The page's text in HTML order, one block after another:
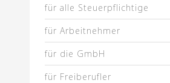
für alle Steuerpflichtige
für Arbeitnehmer
für die GmbH
für Freiberufler